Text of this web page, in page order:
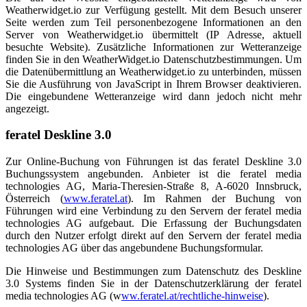
Weatherwidget.io zur Verfügung gestellt. Mit dem Besuch unserer
Seite werden zum Teil personenbezogene Informationen an den
Server von Weatherwidget.io übermittelt (IP Adresse, aktuell
besuchte Website). Zusätzliche Informationen zur Wetteranzeige
finden Sie in den WeatherWidget.io Datenschutzbestimmungen. Um
die Datenübermittlung an Weatherwidget.io zu unterbinden, müssen
Sie die Ausführung von JavaScript in Ihrem Browser deaktivieren.
Die eingebundene Wetteranzeige wird dann jedoch nicht mehr
angezeigt.
feratel Deskline 3.0
Zur Online-Buchung von Führungen ist das feratel Deskline 3.0
Buchungssystem angebunden. Anbieter ist die feratel media
technologies AG, Maria-Theresien-Straße 8, A-6020 Innsbruck,
Österreich (www.feratel.at). Im Rahmen der Buchung von
Führungen wird eine Verbindung zu den Servern der feratel media
technologies AG aufgebaut. Die Erfassung der Buchungsdaten
durch den Nutzer erfolgt direkt auf den Servern der feratel media
technologies AG über das angebundene Buchungsformular.
Die Hinweise und Bestimmungen zum Datenschutz des Deskline
3.0 Systems finden Sie in der Datenschutzerklärung der feratel
media technologies AG (www.feratel.at/rechtliche-hinweise).